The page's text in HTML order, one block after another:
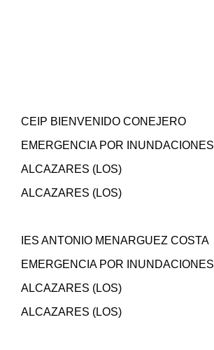
CEIP BIENVENIDO CONEJERO
EMERGENCIA POR INUNDACIONES
ALCAZARES (LOS)
ALCAZARES (LOS)
IES ANTONIO MENARGUEZ COSTA
EMERGENCIA POR INUNDACIONES
ALCAZARES (LOS)
ALCAZARES (LOS)